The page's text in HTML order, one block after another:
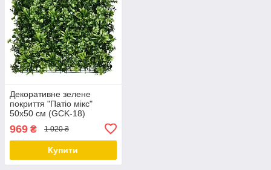
Декоративне зелене
покриття "Патіо мікс"
50х50 см (GCK-18)
969 ₴ 1 020 ₴
Купити